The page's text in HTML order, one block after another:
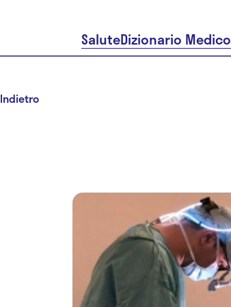
SaluteDizionario Medico
Indietro